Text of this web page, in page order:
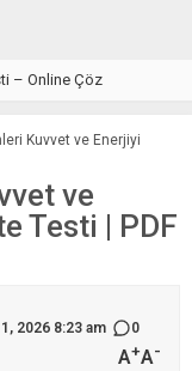
– Online Çöz
Kuvvet ve Enerjiyi
ve
Testi | PDF
2026 8:23 am
0
A+A-